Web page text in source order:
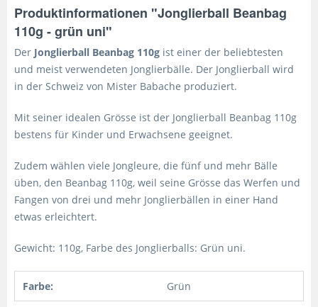
Produktinformationen "Jonglierball Beanbag
110g - grün uni"
Der Jonglierball Beanbag 110g ist einer der beliebtesten
und meist verwendeten Jonglierbälle. Der Jonglierball wird
in der Schweiz von Mister Babache produziert.
Mit seiner idealen Grösse ist der Jonglierball Beanbag 110g
bestens für Kinder und Erwachsene geeignet.
Zudem wählen viele Jongleure, die fünf und mehr Bälle
üben, den Beanbag 110g, weil seine Grösse das Werfen und
Fangen von drei und mehr Jonglierbällen in einer Hand
etwas erleichtert.
Gewicht: 110g, Farbe des Jonglierballs: Grün uni.
Farbe: Grün